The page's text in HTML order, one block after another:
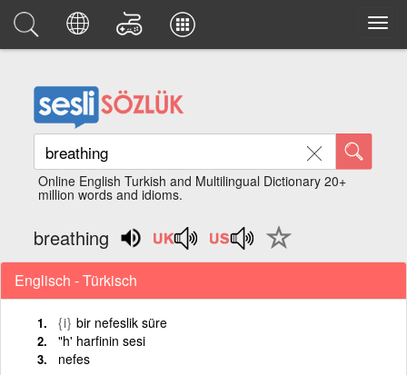
Online English Turkish and Multilingual Dictionary 20+
million words and idioms.
breathing
Englisch - Türkisch
{i} bir nefeslik süre
"h' harfinin sesi
nefes